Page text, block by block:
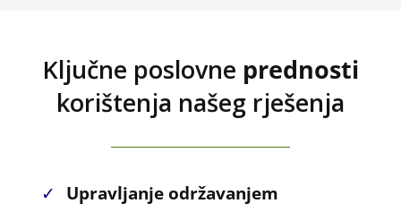
Ključne poslovne prednosti
korištenja našeg rješenja
✓
Upravljanje održavanjem